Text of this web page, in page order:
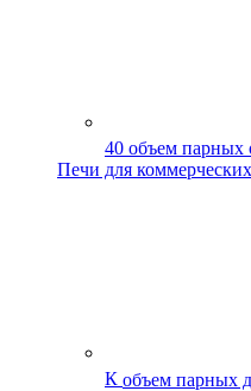
40 объем парных
Печи для
К объем парных